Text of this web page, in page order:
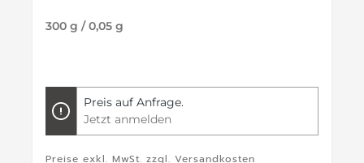
300 g / 0,05 g
Preis auf Anfrage.
Jetzt anmelden
Preise exkl. MwSt. zzgl. Versandkosten